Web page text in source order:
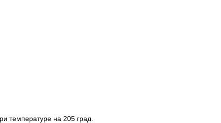
температуре на 205 град.